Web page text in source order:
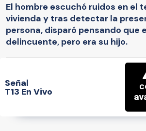
El hombre escuchó ruidos en el
vivienda y tras detectar la
persona, disparó pensando que
delincuente, pero era su hijo.
Señal
T13 En Vivo